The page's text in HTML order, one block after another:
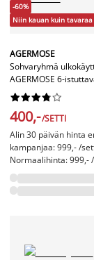
-60%
Niin kauan kuin
AGERMOSE
Sohvaryhmä
AGERMOSE 6-






400,-/SETTI
Alin 30 päivän hinta
kampanjaa: 999,- /
Normaalihinta: 999,-